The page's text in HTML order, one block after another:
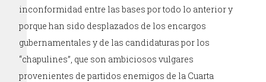
inconformidad entre las bases por todo lo anterior y
porque han sido desplazados de los encargos
gubernamentales y de las candidaturas por los
“chapulines”, que son ambiciosos vulgares
provenientes de partidos enemigos de la Cuarta